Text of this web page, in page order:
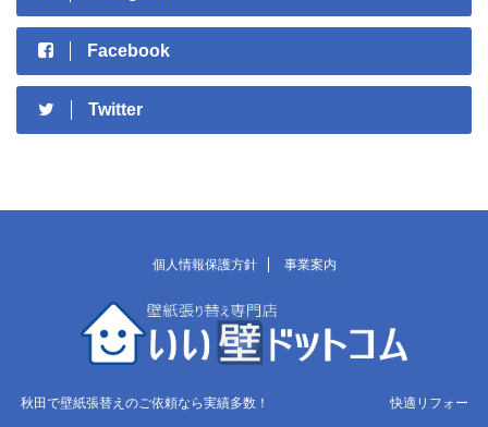
Facebook
Twitter
個人情報保護方針 事業案内
秋田で壁紙張替えのご依頼なら実績多数！ 快適リフォー